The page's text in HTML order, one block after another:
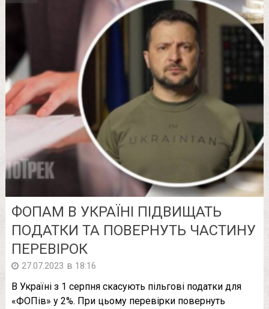
ФОПАМ В УКРАЇНІ ПІДВИЩАТЬ
ПОДАТКИ ТА ПОВЕРНУТЬ ЧАСТИНУ
ПЕРЕВІРОК
27.07.2023 в 18:16
В Україні з 1 серпня скасують пільгові податки для
«ФОПів» у 2%. При цьому перевірки повернуть